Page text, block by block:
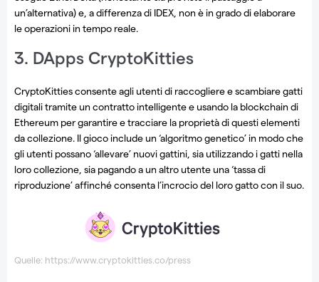
un’alternativa) e, a differenza di IDEX, non è in grado di elaborare
le operazioni in tempo reale.
3. DApps CryptoKitties
CryptoKitties consente agli utenti di raccogliere e scambiare gatti
digitali tramite un contratto intelligente e usando la blockchain di
Ethereum per garantire e tracciare la proprietà di questi elementi
da collezione. Il gioco include un ‘algoritmo genetico’ in modo che
gli utenti possano ‘allevare’ nuovi gattini, sia utilizzando i gatti nella
loro collezione, sia pagando a un altro utente una ‘tassa di
riproduzione’ affinché consenta l’incrocio del loro gatto con il suo.
Quelle: https://www.cryptokitties.co/press